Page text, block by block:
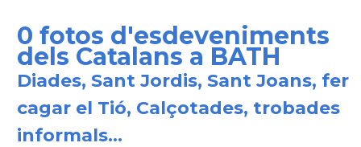
0 fotos d'esdeveniments
dels Catalans a BATH
Diades, Sant Jordis, Sant Joans, fer
cagar el Tió, Calçotades, trobades
informals...